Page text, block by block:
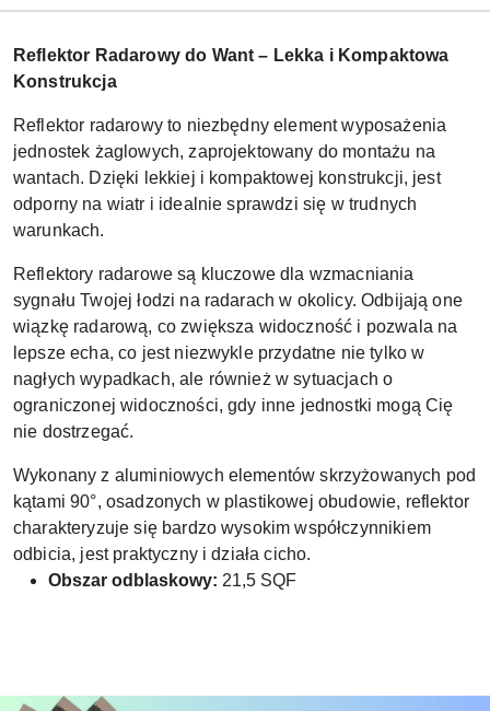
Reflektor Radarowy do Want – Lekka i Kompaktowa
Konstrukcja
Reflektor radarowy to niezbędny element wyposażenia
jednostek żaglowych, zaprojektowany do montażu na
wantach. Dzięki lekkiej i kompaktowej konstrukcji, jest
odporny na wiatr i idealnie sprawdzi się w trudnych
warunkach.
Reflektory radarowe są kluczowe dla wzmacniania
sygnału Twojej łodzi na radarach w okolicy. Odbijają one
wiązkę radarową, co zwiększa widoczność i pozwala na
lepsze echa, co jest niezwykle przydatne nie tylko w
nagłych wypadkach, ale również w sytuacjach o
ograniczonej widoczności, gdy inne jednostki mogą Cię
nie dostrzegać.
Wykonany z aluminiowych elementów skrzyżowanych pod
kątami 90°, osadzonych w plastikowej obudowie, reflektor
charakteryzuje się bardzo wysokim współczynnikiem
odbicia, jest praktyczny i działa cicho.
Obszar odblaskowy: 21,5 SQF